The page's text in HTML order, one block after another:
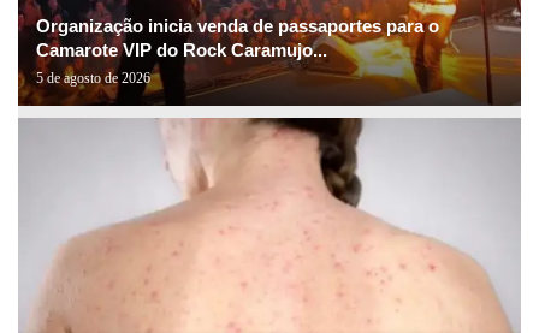
Organização inicia venda de passaportes para o
Camarote VIP do Rock Caramujo...
5 de agosto de 2026